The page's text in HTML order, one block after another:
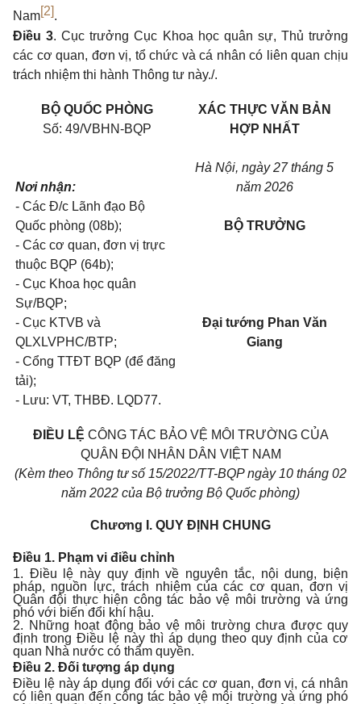
Nam[2].
Điều 3. Cục trưởng Cục Khoa học quân sự, Thủ trưởng
các cơ quan, đơn vị, tổ chức và cá nhân có liên quan chịu
trách nhiệm thi hành Thông tư này./.
BỘ QUỐC PHÒNG
Số: 49/VBHN-BQP
Nơi nhận:
- Các Đ/c Lãnh đạo Bộ
Quốc phòng (08b);
- Các cơ quan, đơn vị trực
thuộc BQP (64b);
- Cục Khoa học quân
Sự/BQP;
- Cục KTVB và
QLXLVPHC/BTP;
- Cổng TTĐT BQP (để đăng
tải);
- Lưu: VT, THBĐ. LQD77.
XÁC THỰC VĂN BẢN
HỢP NHẤT
Hà Nội, ngày 27 tháng 5
năm 2026
BỘ TRƯỞNG
Đại tướng Phan Văn
Giang
ĐIỀU LỆ CÔNG TÁC BẢO VỆ MÔI TRƯỜNG CỦA
QUÂN ĐỘI NHÂN DÂN VIỆT NAM
(Kèm theo Thông tư số 15/2022/TT-BQP ngày 10 tháng 02
năm 2022 của Bộ trưởng Bộ Quốc phòng)
Chương I. QUY ĐỊNH CHUNG
Điều 1. Phạm vi điều chỉnh
1. Điều lệ này quy định về nguyên tắc, nội dung, biện
pháp, nguồn lực, trách nhiệm của các cơ quan, đơn vị
Quân đội thực hiện công tác bảo vệ môi trường và ứng
phó với biến đổi khí hậu.
2. Những hoạt động bảo vệ môi trường chưa được quy
định trong Điều lệ này thì áp dụng theo quy định của cơ
quan Nhà nước có thẩm quyền.
Điều 2. Đối tượng áp dụng
Điều lệ này áp dụng đối với các cơ quan, đơn vị, cá nhân
có liên quan đến công tác bảo vệ môi trường và ứng phó